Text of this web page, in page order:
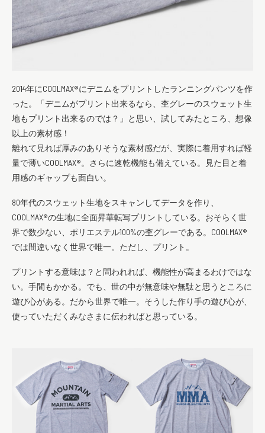
2014年にCOOLMAX®にデニムをプリントしたランニングパンツを作
った。「デニムがプリント出来るなら、杢グレーのスウェット生
地もプリント出来るのでは？」と思い、試してみたところ、想像
以上の素材感！
離れて見れば厚みのありそうな素材感だが、実際に着用すれば軽
量で薄いCOOLMAX®。さらに速乾機能も備えている。見た目と着
用感のギャップも面白い。
80年代のスウェット生地をスキャンしてデータを作り、
COOLMAX®の生地に全面昇華転写プリントしている。おそらく世
界で数少ない、ポリエステル100%の杢グレーである。COOLMAX®
では間違いなく世界で唯一。ただし、プリント。
プリントする意味は？と問われれば、機能性が高まるわけではな
い。手間もかかる。でも、世の中が無意味や無駄と思うところに
遊び心がある。だから世界で唯一。そうした作り手の遊び心が、
使っていただくみなさまに伝わればと思っている。